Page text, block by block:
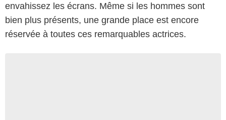
envahissez les écrans. Même si les hommes sont
bien plus présents, une grande place est encore
réservée à toutes ces remarquables actrices.